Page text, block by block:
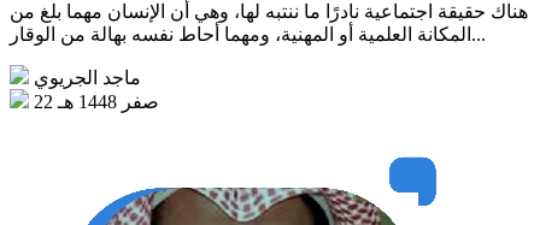
هناك حقيقة اجتماعية نادرًا ما ننتبه لها، وهي أن الإنسان مهما بلغ من
المكانة العلمية أو المهنية، ومهما أحاط نفسه بهالة من الوقار...
ماجد الجريوي
22 صفر 1448 هـ